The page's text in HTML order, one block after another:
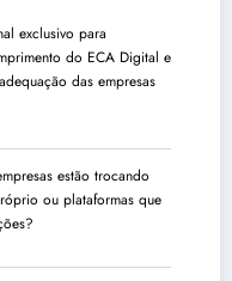
exclusivo para
do ECA Digital e
das empresas
estão trocando
ou plataformas que